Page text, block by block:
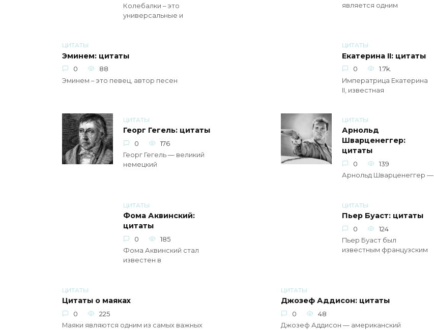
Колебалки – это
универсальные и
является одним
ЦИТАТЫ
Эминем: цитаты
0
88
Эминем – это певец, автор песен
ЦИТАТЫ
Екатерина II: цитаты
0
1.7k.
Императрица Екатерина
II, известная
ЦИТАТЫ
Георг Гегель: цитаты
0
176
Георг Гегель — великий
немецкий
ЦИТАТЫ
Арнольд
Шварценеггер:
цитаты
0
139
Арнольд Шварценеггер —
ЦИТАТЫ
Фома Аквинский:
цитаты
0
185
Фома Аквинский стал
известен в
ЦИТАТЫ
Пьер Буаст: цитаты
0
124
Пьер Буаст был
известным французским
ЦИТАТЫ
Цитаты о маяках
0
225
Маяки являются одним из самых важных
ЦИТАТЫ
Джозеф Аддисон: цитаты
0
48
Джозеф Аддисон — американский